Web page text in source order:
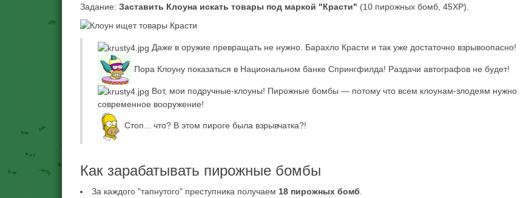
Задание: Заставить Клоуна искать товары под маркой "Красти" (10 пирожных бомб, 45XP).
Даже в оружие превращать не нужно. Барахло Красти и так уже достаточно взрывоопасно!
Пора Клоуну показаться в Национальном банке Спрингфилда! Раздачи автографов не будет!
Вот, мои подручные-клоуны! Пирожные бомбы — потому что всем клоунам-злодеям нужно
современное вооружение!
Стоп... что? В этом пироге была взрывчатка?!
Как зарабатывать пирожные бомбы
За каждого "тапнутого" преступника получаем 18 пирожных бомб